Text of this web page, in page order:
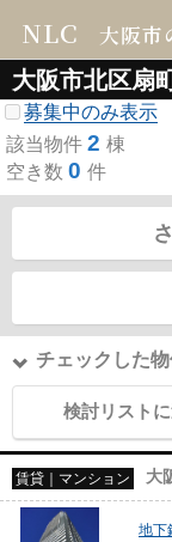
NLC 大阪市
大阪市北区扇
募集中のみ表示
該当物件 2 棟
空き数 0 件
チェックした
検討リスト
賃貸｜マンション 大
地下